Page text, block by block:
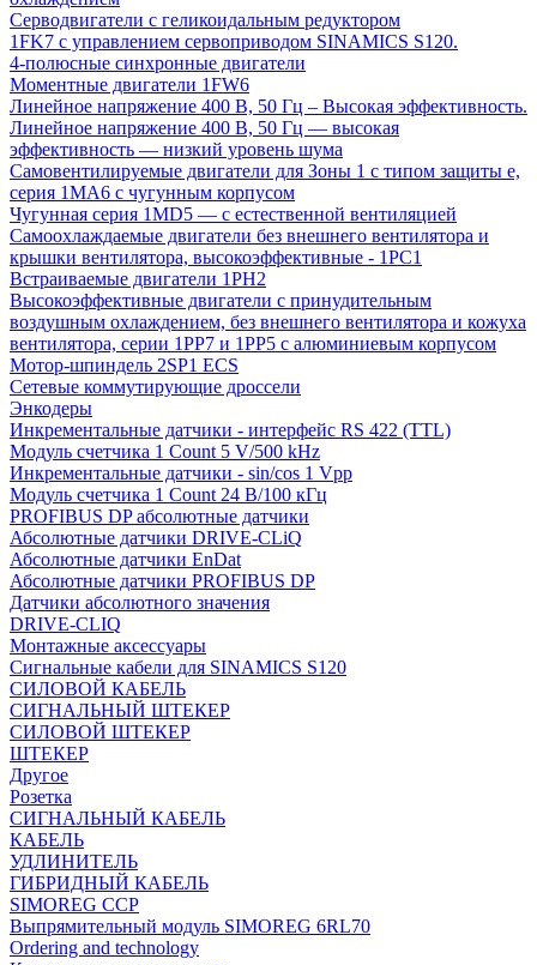
Серводвигатели с геликоидальным редуктором
1FK7 с управлением сервоприводом SINAMICS S120.
4-полюсные синхронные двигатели
Моментные двигатели 1FW6
Линейное напряжение 400 В, 50 Гц – Высокая эффективность.
Линейное напряжение 400 В, 50 Гц — высокая
эффективность — низкий уровень шума
Самовентилируемые двигатели для Зоны 1 с типом защиты e,
серия 1MA6 с чугунным корпусом
Чугунная серия 1MD5 — с естественной вентиляцией
Самоохлаждаемые двигатели без внешнего вентилятора и
крышки вентилятора, высокоэффективные - 1PC1
Встраиваемые двигатели 1PH2
Высокоэффективные двигатели с принудительным
воздушным охлаждением, без внешнего вентилятора и кожуха
вентилятора, серии 1PP7 и 1PP5 с алюминиевым корпусом
Мотор-шпиндель 2SP1 ECS
Сетевые коммутирующие дроссели
Энкодеры
Инкрементальные датчики - интерфейс RS 422 (TTL)
Модуль счетчика 1 Count 5 V/500 kHz
Инкрементальные датчики - sin/cos 1 Vpp
Модуль счетчика 1 Count 24 В/100 кГц
PROFIBUS DP абсолютные датчики
Абсолютные датчики DRIVE-CLiQ
Абсолютные датчики EnDat
Абсолютные датчики PROFIBUS DP
Датчики абсолютного значения
DRIVE-CLIQ
Монтажные аксессуары
Сигнальные кабели для SINAMICS S120
СИЛОВОЙ КАБЕЛЬ
СИГНАЛЬНЫЙ ШТЕКЕР
СИЛОВОЙ ШТЕКЕР
ШТЕКЕР
Другое
Розетка
СИГНАЛЬНЫЙ КАБЕЛЬ
КАБЕЛЬ
УДЛИНИТЕЛЬ
ГИБРИДНЫЙ КАБЕЛЬ
SIMOREG CCP
Выпрямительный модуль SIMOREG 6RL70
Ordering and technology